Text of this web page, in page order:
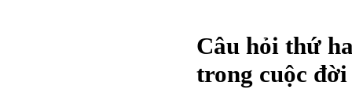
Câu hỏi thứ
trong cuộc